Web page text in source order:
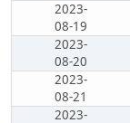
2023-
08-19
2023-
08-20
2023-
08-21
2023-